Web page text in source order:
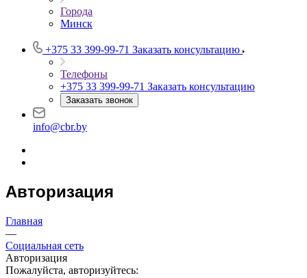
Города
Минск
+375 33 399-99-71 Заказать консультацию
Телефоны
+375 33 399-99-71 Заказать консультацию
Заказать звонок
info@cbr.by
Авторизация
Главная
—
Социальная сеть
Авторизация
Пожалуйста, авторизуйтесь: